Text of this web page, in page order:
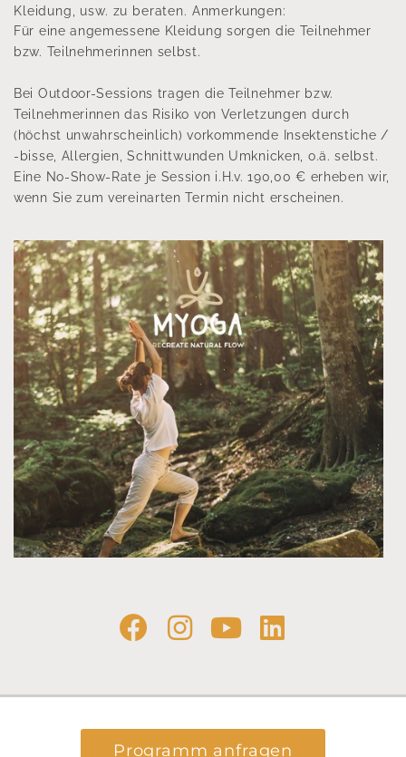
Kleidung, usw. zu beraten. Anmerkungen:
Für eine angemessene Kleidung sorgen die Teilnehmer
bzw. Teilnehmerinnen selbst.
Bei Outdoor-Sessions tragen die Teilnehmer bzw.
Teilnehmerinnen das Risiko von Verletzungen durch
(höchst unwahrscheinlich) vorkommende Insektenstiche /
-bisse, Allergien, Schnittwunden Umknicken, o.ä. selbst.
Eine No-Show-Rate je Session i.H.v. 190,00 € erheben wir,
wenn Sie zum vereinarten Termin nicht erscheinen.
Programm anfragen